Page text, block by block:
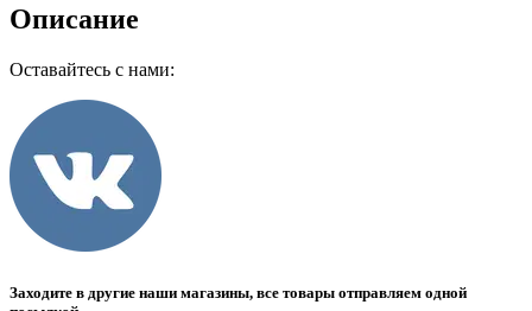
Описание
Оставайтесь с нами:
Заходите в другие наши магазины, все товары отправляем одной